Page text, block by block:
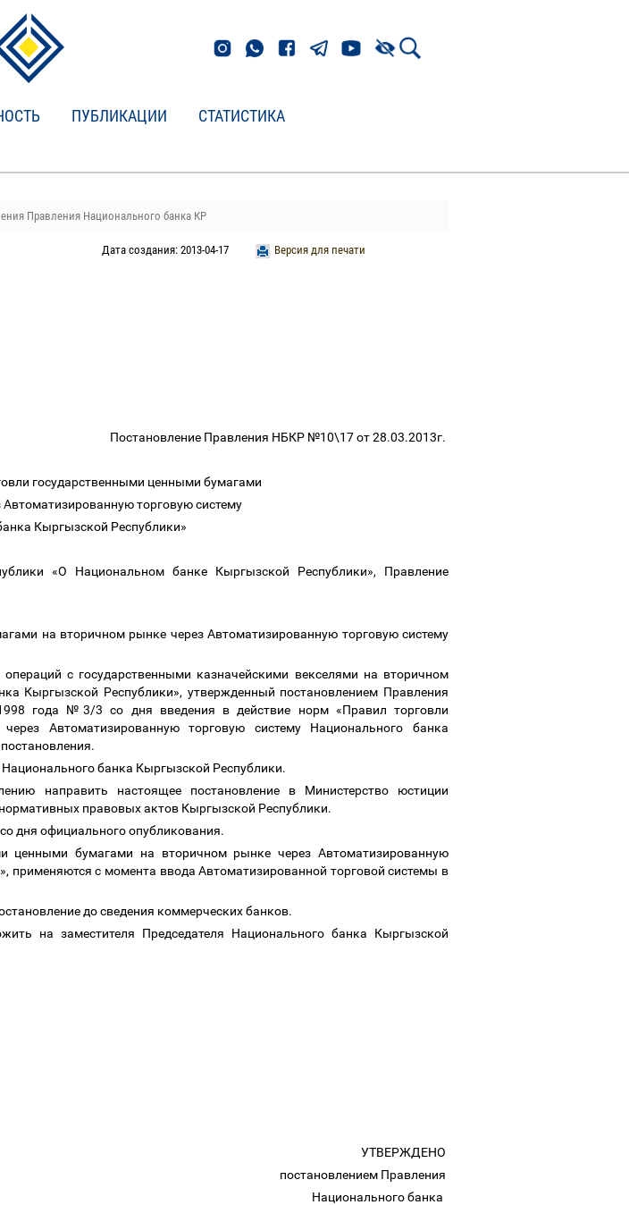
ПУБЛИКАЦИИ
СТАТИСТИКА
Правления Национального банка КР
Версия для печати
Дата создания: 2013-04-17
Постановление Правления НБКР №10\17 от 28.03.2013г.
государственными ценными бумагами
торговую систему
Кыргызской Республики»
«О Национальном банке Кыргызской Республики», Правление
на вторичном рынке через Автоматизированную торговую систему
с государственными казначейскими векселями на вторичном
Кыргызской Республики», утвержденный постановлением Правления
года №3/3 со дня введения в действие норм «Правил торговли
Автоматизированную торговую систему Национального банка
банка Кыргызской Республики.
направить настоящее постановление в Министерство юстиции
правовых актов Кыргызской Республики.
дня официального опубликования.
ценными бумагами на вторичном рынке через Автоматизированную
применяются с момента ввода Автоматизированной торговой системы в
до сведения коммерческих банков.
на заместителя Председателя Национального банка Кыргызской
УТВЕРЖДЕНО
постановлением Правления
Национального банка